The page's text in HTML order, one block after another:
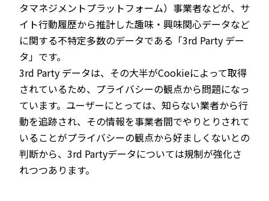
タマネジメントプラットフォーム）事業者などが、サ
イト行動履歴から推計した趣味・興味関心データなど
に関する不特定多数のデータである「3rd Party デー
タ」です。
3rd Party データは、その大半がCookieによって取得
されているため、プライバシーの観点から問題になっ
ています。ユーザーにとっては、知らない業者から行
動を追跡され、その情報を事業者間でやりとりされて
いることがプライバシーの観点から好ましくないとの
判断から、3rd Partyデータについては規制が強化さ
れつつあります。